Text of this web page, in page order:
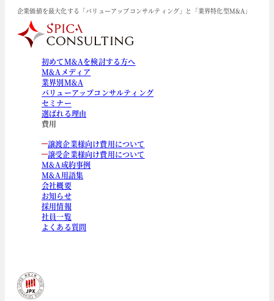
企業価値を最大化する「バリューアップコンサルティング」と「業界特化型M&A」
初めてM&Aを検討する方へ
M&Aメディア
業界別M&A
バリューアップコンサルティング
セミナー
選ばれる理由
費用
譲渡企業様向け費用について
譲受企業様向け費用について
M&A成約事例
M&A用語集
会社概要
お知らせ
採用情報
社員一覧
よくある質問